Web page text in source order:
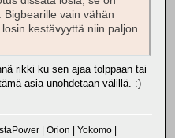
Bigbearille vain vähän
kestävyyttä niin paljon
rikki ku sen ajaa tolppaan tai
asia unohdetaan välillä. :)
| Orion | Yokomo |